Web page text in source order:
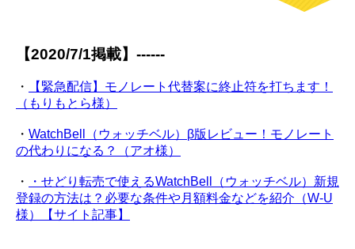
【2020/7/1掲載】------
・
【緊急配信】モノレート代替案に終止符を打ちます！
（もりもとら様）
・ WatchBell（ウォッチベル）β版レビュー！モノレート
の代わりになる？（アオ様）
・
・せどり転売で使えるWatchBell（ウォッチベル）新規
登録の方法は？必要な条件や月額料金などを紹介（W-U
様）【サイト記事】